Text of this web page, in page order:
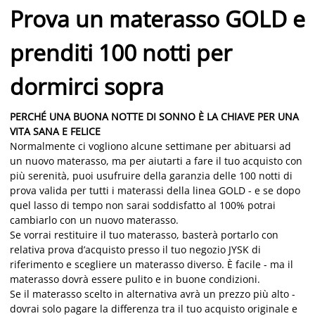
Prova un materasso GOLD e
prenditi 100 notti per
dormirci sopra
PERCHÉ UNA BUONA NOTTE DI SONNO È LA CHIAVE PER UNA
VITA SANA E FELICE
Normalmente ci vogliono alcune settimane per abituarsi ad
un nuovo materasso, ma per aiutarti a fare il tuo acquisto con
più serenità, puoi usufruire della garanzia delle 100 notti di
prova valida per tutti i materassi della linea GOLD - e se dopo
quel lasso di tempo non sarai soddisfatto al 100% potrai
cambiarlo con un nuovo materasso.
Se vorrai restituire il tuo materasso, basterà portarlo con
relativa prova d’acquisto presso il tuo negozio JYSK di
riferimento e scegliere un materasso diverso. È facile - ma il
materasso dovrà essere pulito e in buone condizioni.
Se il materasso scelto in alternativa avrà un prezzo più alto -
dovrai solo pagare la differenza tra il tuo acquisto originale e